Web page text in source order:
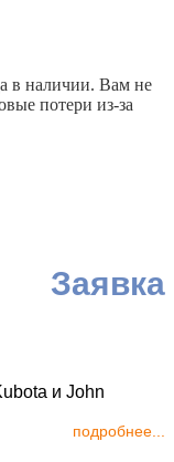
в наличии. Вам не
потери из-за
подробнее...
Заявка